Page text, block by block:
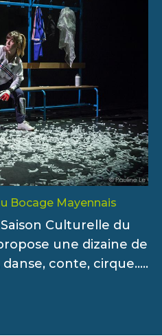
Bocage Mayennais
Culturelle du
une dizaine de
conte, cirque.....